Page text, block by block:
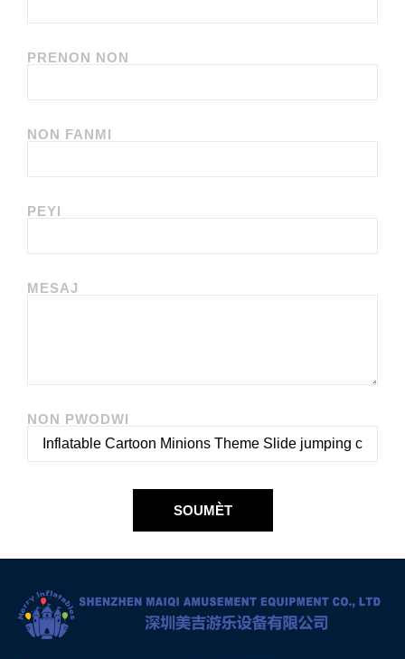
PRENON NON
NON FANMI
PEYI
MESAJ
NON PWODWI
SOUMÈT